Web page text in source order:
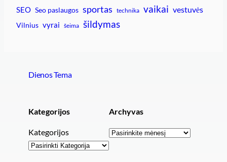
SEO Seo paslaugos sportas technika vaikai vestuvės
Vilnius vyrai šeima šildymas
Dienos Tema
Kategorijos
Kategorijos
Archyvas
Archyvai